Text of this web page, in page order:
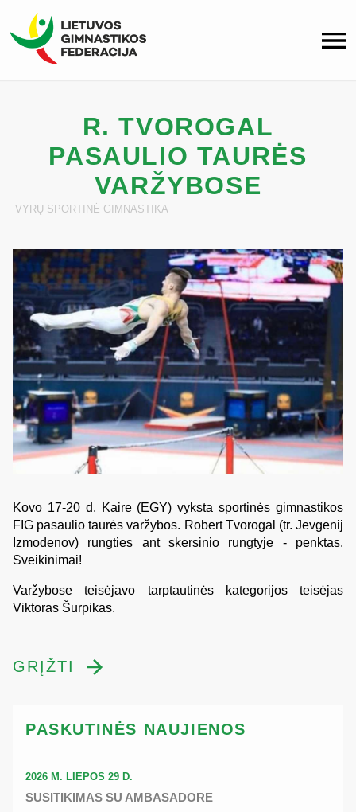
R. TVOROGAL
PASAULIO TAURĖS
VARŽYBOSE
VYRŲ SPORTINĖ GIMNASTIKA
Kovo 17-20 d. Kaire (EGY) vyksta sportinės gimnastikos
FIG pasaulio taurės varžybos. Robert Tvorogal (tr. Jevgenij
Izmodenov) rungties ant skersinio rungtyje - penktas.
Sveikinimai!
Varžybose teisėjavo tarptautinės kategorijos teisėjas
Viktoras Šurpikas.
GRĮŽTI
PASKUTINĖS NAUJIENOS
2026 M. LIEPOS 29 D.
SUSITIKIMAS SU AMBASADORE